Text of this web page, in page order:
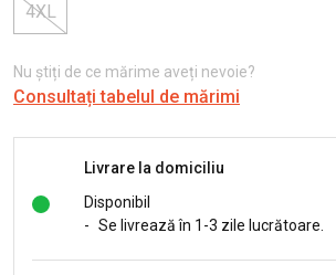
4XL
Nu știți de ce mărime aveți nevoie?
Consultați tabelul de mărimi
Livrare la domiciliu
Disponibil
- Se livrează în 1-3 zile lucrătoare.